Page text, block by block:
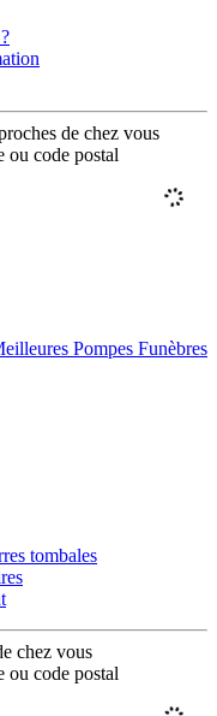
de chez vous
ou code postal
Pompes Funèbres
tombales
chez vous
ou code postal